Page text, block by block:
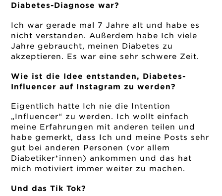
Diabetes-Diagnose war?
Ich war gerade mal 7 Jahre alt und habe es
nicht verstanden. Außerdem habe Ich viele
Jahre gebraucht, meinen Diabetes zu
akzeptieren. Es war eine sehr schwere Zeit.
Wie ist die Idee entstanden, Diabetes-
Influencer auf Instagram zu werden?
Eigentlich hatte Ich nie die Intention
„Influencer“ zu werden. Ich wollt einfach
meine Erfahrungen mit anderen teilen und
habe gemerkt, dass Ich und meine Posts sehr
gut bei anderen Personen (vor allem
Diabetiker*innen) ankommen und das hat
mich motiviert immer weiter zu machen.
Und das Tik Tok?